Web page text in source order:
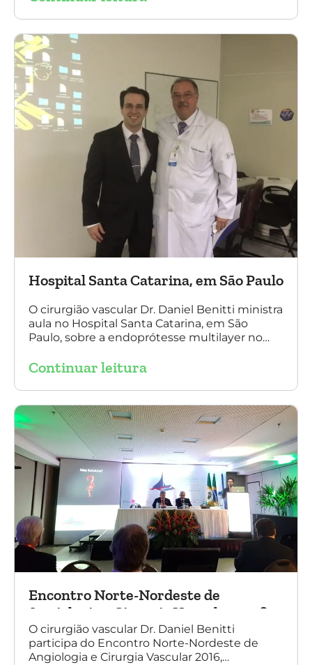
Amato e do Dr. Adnam Neser.
Hospital Santa Catarina, em São Paulo
O cirurgião vascular Dr. Daniel Benitti ministra
aula no Hospital Santa Catarina, em São
Paulo, sobre a endoprótesse multilayer no
experiência nacional e mundial com esta
Daniel Benitti e à direita Dr. Carlos Alberto
Fernandes Costa)
Continuar leitura
Encontro Norte-Nordeste de
Angiologia e Cirurgia Vascular 2016
O cirurgião vascular Dr. Daniel Benitti
participa do Encontro Norte-Nordeste de
Angiologia e Cirurgia Vascular 2016,